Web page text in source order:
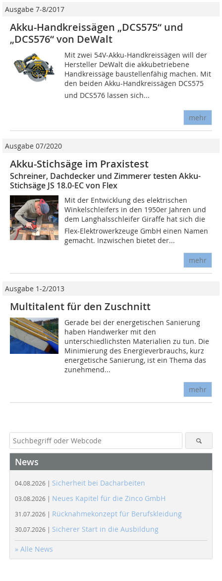
Ausgabe 7-8/2017
Akku-Handkreissägen „DCS575“ und
„DCS576“ von DeWalt
Mit zwei 54V-Akku-Handkreissägen will der
Her­steller DeWalt die akkubetriebene
Handkreissäge bau­­stellenfähig machen. Mit
den beiden Akku-Handkreissägen DCS575
und DCS576 lassen sich...
mehr
Ausgabe 07/2020
Akku-Stichsäge im Praxistest
Schreiner, Dachdecker und Zimmerer testen Akku-
Stichsäge JS 18.0-EC von Flex
Mit der Entwicklung des elektrischen
Winkelschleifers in den 1950er Jahren und
dem Langhalsschleifer Giraffe hat sich die
Flex-Elektrowerkzeuge GmbH einen Namen
gemacht. Inzwischen bietet der...
mehr
Ausgabe 1-2/2013
Multitalent für den Zuschnitt
Gerade bei der energetischen Sanierung
haben Handwerker mit den
unterschiedlichsten Materialien zu tun. Die
Minimierung des Energieverbrauchs, kurz
energetische Sanierung, ist ein Thema das
zunehmend...
mehr
News
04.08.2026 | Sicherheit bei Dacharbeiten
03.08.2026 | Neues Kapitel für die Zinco GmbH
31.07.2026 | Rücknahmekonzept für Berufskleidung
30.07.2026 | Sicherer Start in die Ausbildung
» Alle News